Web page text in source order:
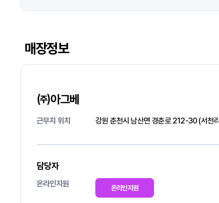
매장정보
㈜아그베
근무지 위치 강원 춘천시 남산면 경춘로 212-30 (서천
담당자
온라인지원 온라인지원